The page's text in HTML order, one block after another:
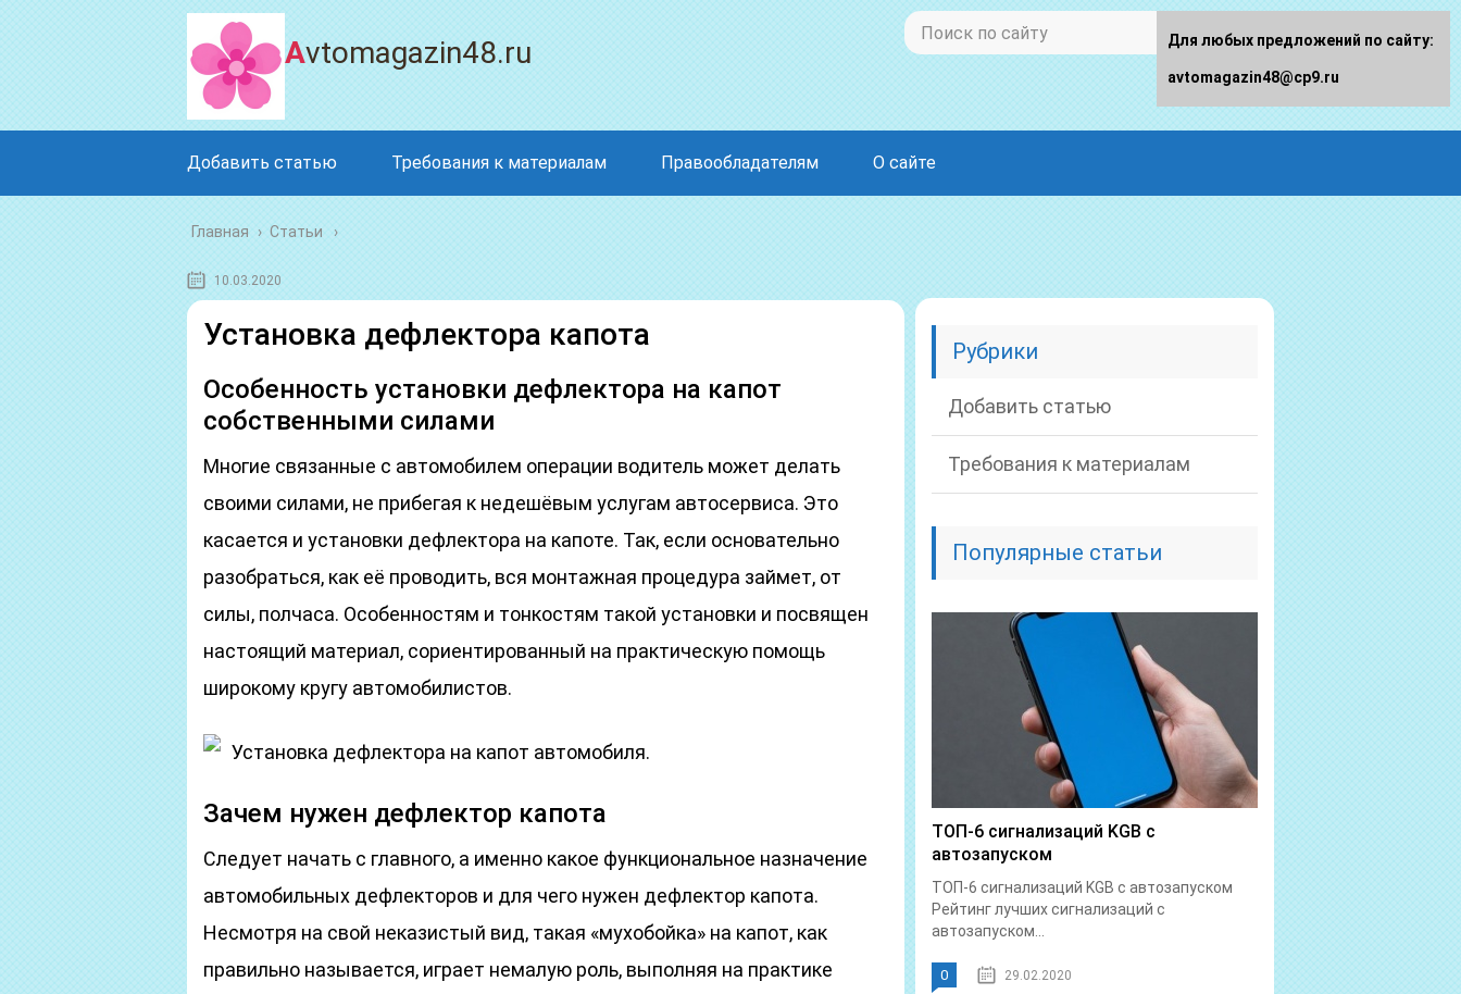
Avtomagazin48.ru
Добавить статью Требования к материалам Правообладателям О сайте
Главная › Статьи
10.03.2020
Установка дефлектора капота
Особенность установки дефлектора на капот
собственными силами
Многие связанные с автомобилем операции водитель может делать
своими силами, не прибегая к недешёвым услугам автосервиса. Это
касается и установки дефлектора на капоте. Так, если основательно
разобраться, как её проводить, вся монтажная процедура займет, от
силы, полчаса. Особенностям и тонкостям такой установки и посвящен
настоящий материал, сориентированный на практическую помощь
широкому кругу автомобилистов.
Установка дефлектора на капот автомобиля.
Зачем нужен дефлектор капота
Следует начать с главного, а именно какое функциональное назначение
автомобильных дефлекторов и для чего нужен дефлектор капота.
Несмотря на свой неказистый вид, такая «мухобойка» на капот, как
правильно называется, играет немалую роль, выполняя на практике
Рубрики
Добавить статью
Требования к материалам
Популярные статьи
ТОП-6 сигнализаций KGB с
автозапуском
ТОП-6 сигнализаций KGB с автозапуском
Рейтинг лучших сигнализаций с
автозапуском...
0 29.02.2020
Для любых предложений по сайту:
avtomagazin48@cp9.ru